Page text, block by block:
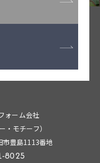
ォーム会社
モチーフ）
市豊島1113番地
8025